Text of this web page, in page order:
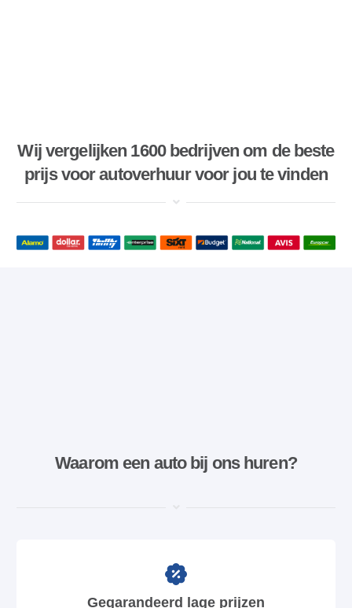
Wij vergelijken 1600 bedrijven om de beste
prijs voor autoverhuur voor jou te vinden
Waarom een ​​auto bij ons huren?
Gegarandeerd lage prijzen